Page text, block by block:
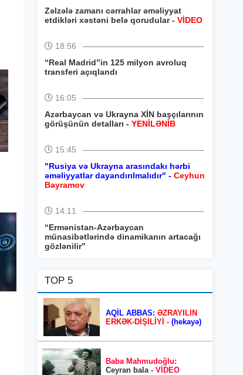
Zəlzələ zamanı cərrahlar əməliyyat
etdikləri xəstəni belə qorudular - VİDEO
18:56
“Real Madrid”in 125 milyon avroluq
transferi açıqlandı
16:05
Azərbaycan və Ukrayna XİN başçılarının
görüşünün detalları - YENİLƏNİB
15:45
"Rusiya və Ukrayna arasındakı hərbi
əməliyyatlar dayandırılmalıdır" - Ceyhun
Bayramov
14:11
“Ermənistan-Azərbaycan
münasibətlərində dinamikanın artacağı
gözlənilir”
TOP 5
AQİL ABBAS: ƏZRAYILIN
ERKƏK-DİŞİLİYİ - (hekayə)
Baba Mahmudoğlu:
Ceyran bala - VİDEO